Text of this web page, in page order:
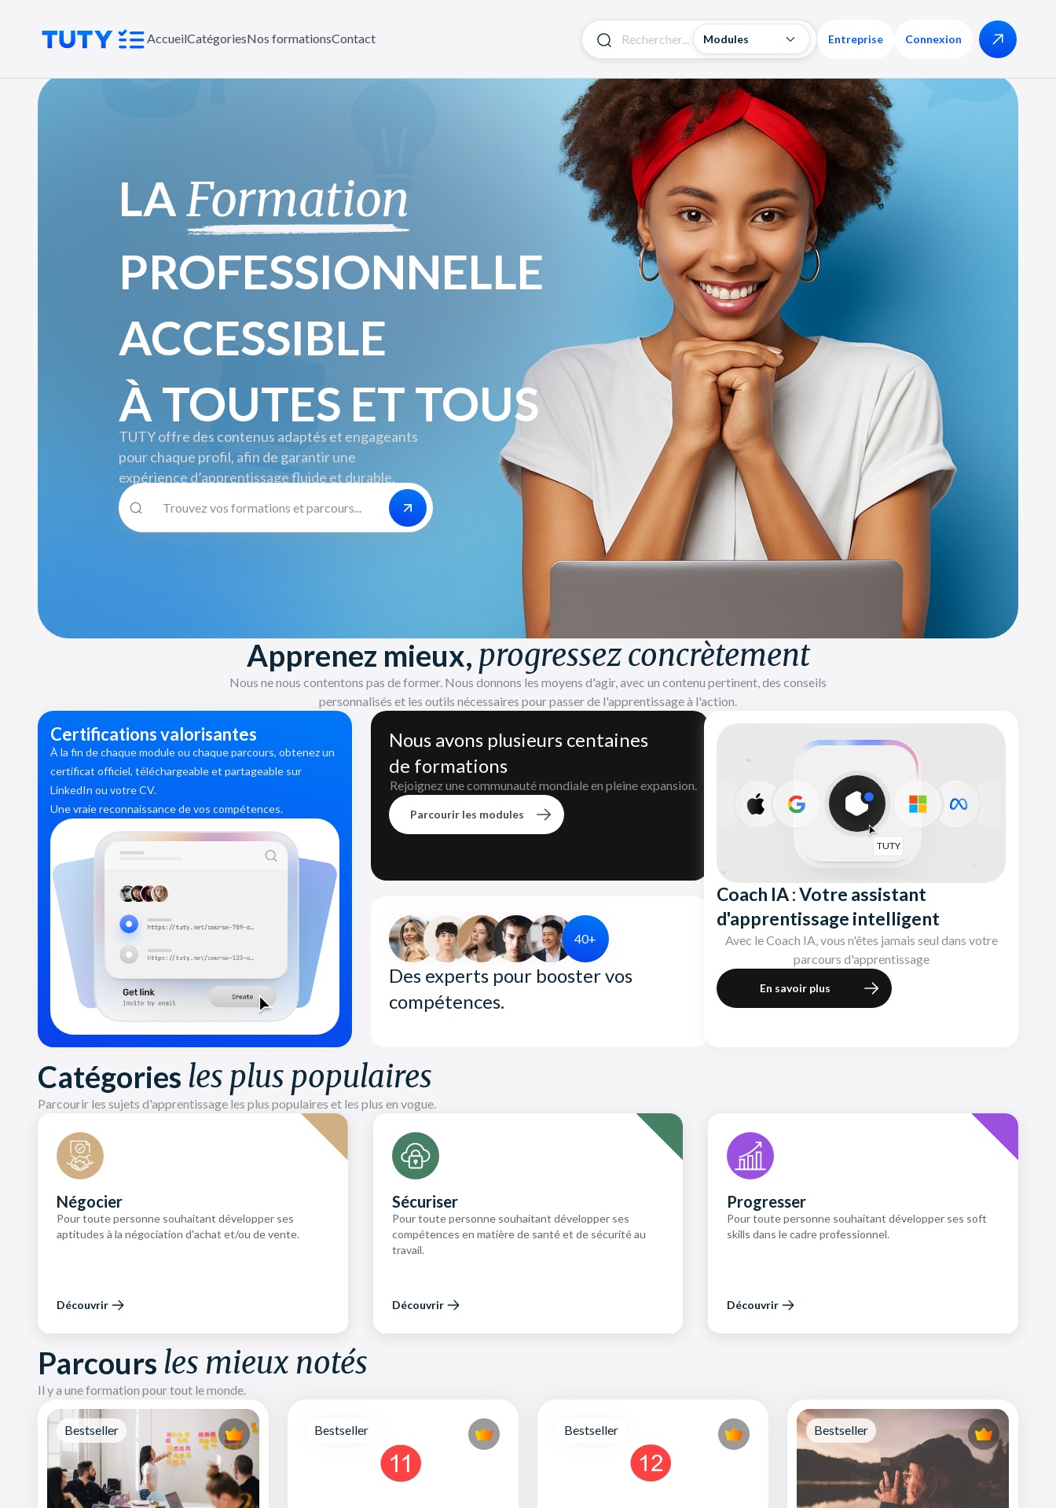
AccueilCatégoriesNos formationsContact Modules Entreprise Connexion
LAFormation
PROFESSIONNELLE
ACCESSIBLE
À TOUTES ET TOUS
TUTY offre des contenus adaptés et engageants
pour chaque profil, afin de garantir une
expérience d’apprentissage fluide et durable.
Apprenez mieux, progressez concrètement
Nous ne nous contentons pas de former. Nous donnons les moyens d'agir, avec un contenu pertinent, des conseils
personnalisés et les outils nécessaires pour passer de l'apprentissage à l'action.
Certifications valorisantes
À la fin de chaque module ou chaque parcours, obtenez un
certificat officiel, téléchargeable et partageable sur
LinkedIn ou votre CV.
Une vraie reconnaissance de vos compétences.
Nous avons plusieurs centaines
de formations
Rejoignez une communauté mondiale en pleine expansion.
Parcourir les modules
40+
Des experts pour booster vos
compétences.
TUTY
Coach IA : Votre assistant
d'apprentissage intelligent
Avec le Coach IA, vous n'êtes jamais seul dans votre
parcours d'apprentissage
En savoir plus
Catégories les plus populaires
Parcourir les sujets d'apprentissage les plus populaires et les plus en vogue.
Négocier
Pour toute personne souhaitant développer ses
aptitudes à la négociation d'achat et/ou de vente.
Découvrir
Sécuriser
Pour toute personne souhaitant développer ses
compétences en matière de santé et de sécurité au
travail.
Découvrir
Progresser
Pour toute personne souhaitant développer ses soft
skills dans le cadre professionnel.
Découvrir
Parcours les mieux notés
Il y a une formation pour tout le monde.
Bestseller Bestseller Bestseller Bestseller